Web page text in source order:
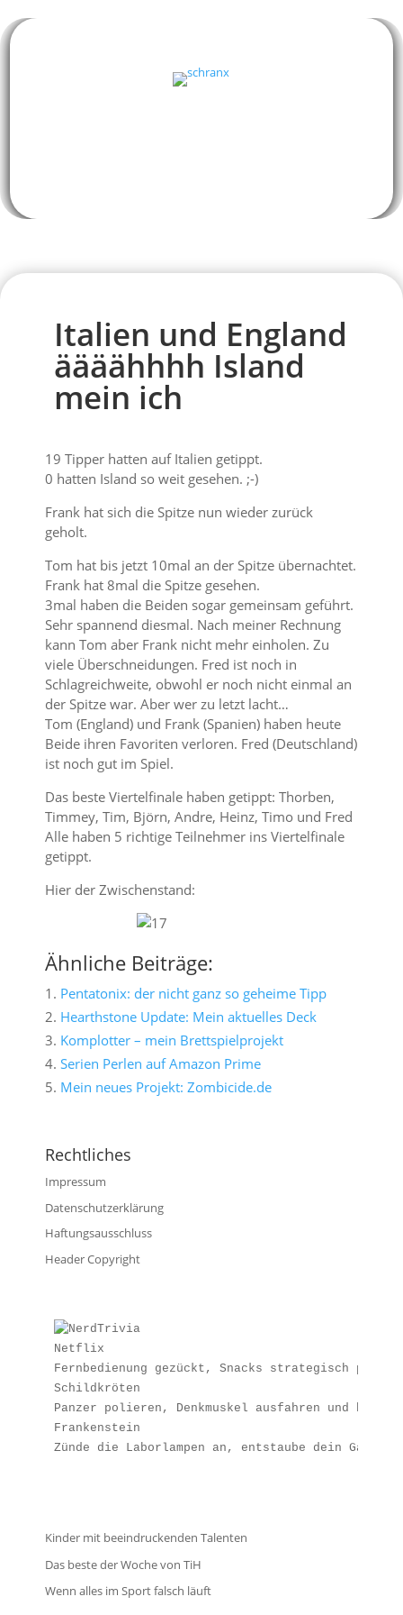
Italien und England
äääähhhh Island
mein ich
19 Tipper hatten auf Italien getippt.
0 hatten Island so weit gesehen. ;-)
Frank hat sich die Spitze nun wieder zurück
geholt.
Tom hat bis jetzt 10mal an der Spitze übernachtet.
Frank hat 8mal die Spitze gesehen.
3mal haben die Beiden sogar gemeinsam geführt.
Sehr spannend diesmal. Nach meiner Rechnung
kann Tom aber Frank nicht mehr einholen. Zu
viele Überschneidungen. Fred ist noch in
Schlagreichweite, obwohl er noch nicht einmal an
der Spitze war. Aber wer zu letzt lacht…
Tom (England) und Frank (Spanien) haben heute
Beide ihren Favoriten verloren. Fred (Deutschland)
ist noch gut im Spiel.
Das beste Viertelfinale haben getippt: Thorben,
Timmey, Tim, Björn, Andre, Heinz, Timo und Fred
Alle haben 5 richtige Teilnehmer ins Viertelfinale
getippt.
Hier der Zwischenstand:
Ähnliche Beiträge:
Pentatonix: der nicht ganz so geheime Tipp
Hearthstone Update: Mein aktuelles Deck
Komplotter – mein Brettspielprojekt
Serien Perlen auf Amazon Prime
Mein neues Projekt: Zombicide.de
Rechtliches
Impressum
Datenschutzerklärung
Haftungsausschluss
Header Copyright
Netflix
Fernbedienung gezückt, Snacks strategisch
Schildkröten
Panzer polieren, Denkmuskel ausfahren und
Frankenstein
Zünde die Laborlampen an, entstaube dein
Kinder mit beeindruckenden Talenten
Das beste der Woche von TiH
Wenn alles im Sport falsch läuft